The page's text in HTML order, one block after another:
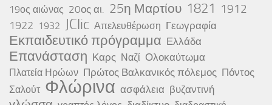
19ος αιώνας 20ος αι. 25η Μαρτίου 1821 1912
1922 1932 JClic Απελευθέρωση Γεωγραφία
Εκπαιδευτικό πρόγραμμα Ελλάδα
Επανάσταση Καρς Ναζί Ολοκαύτωμα
Πλατεία Ηρώων Πρώτος Βαλκανικός πόλεμος Πόντος
Σαλούτ Φλώρινα ασφάλεια βυζαντινή